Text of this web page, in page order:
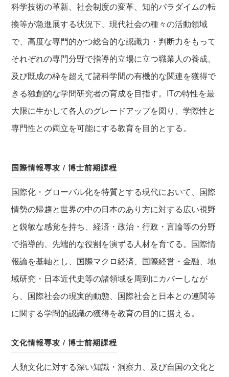
科学技術の革新、社会制度の変革、知的パラダイムの転
換等が急進展する状況下、現代社会の種々の活動領域
で、高度な専門的かつ総合的な認識力・判断力をもって
それぞれの専門分野で指導的立場に立つ職業人の養成、
及び既成の枠を超えて諸科学間の有機的な関連を獲得で
きる独創的な学問研究者の育成を目指す。ITの特性を最
大限に生かして各人のグレードアップを図り、学際性と
専門性との両立を可能にする教育を目的とする。
国際情報専攻 / 博士前期課程
国際化・グローバル化を特質とする現代において、国際
情勢の帰趨と世界の中の日本のあり方に対する広い視野
と鋭敏な感覚を持ち、経済・政治・行政・言論等の分野
で指導的、先端的な役割を演ずる人材を育てる。国際情
報論を基軸とし、国際マクロ経済、国際経営・金融、地
域研究・日本近代史等の諸領域を周到にカバーしなが
ら、国際社会の現実的動態、国際社会と日本との連関等
に関する学問的認識の獲得を教育の目的に据える。
文化情報専攻 / 博士前期課程
人類文化に対する深い知識・洞察力、及び自国の文化と